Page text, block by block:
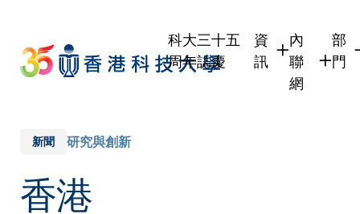
main
content
科大三十五
周年誌慶
資
訊
內
聯
網
部
門
新聞 研究與創新
香港